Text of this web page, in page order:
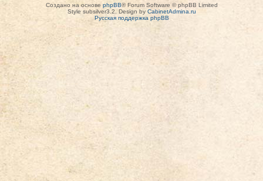
Создано на основе phpBB® Forum Software © phpBB Limited
Style subsilver3.2. Design by CabinetAdmina.ru
Русская поддержка phpBB